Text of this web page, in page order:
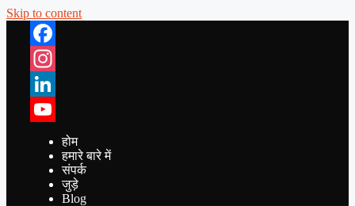
Skip to content
Facebook
Instagram
LinkedIn
YouTube
होम
हमारे बारे में
संपर्क
जुड़े
Blog